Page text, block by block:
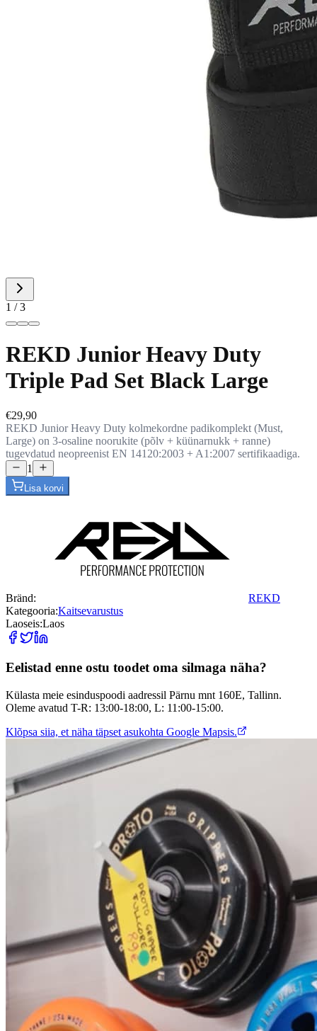
1 / 3
REKD Junior Heavy Duty
Triple Pad Set Black Large
€29,90
REKD Junior Heavy Duty kolmekordne padikomplekt (Must,
Large) on 3-osaline noorukite (põlv + küünarnukk + ranne)
tugevdatud neopreenist EN 14120:2003 + A1:2007 sertifikaadiga.
1
Lisa korvi
Bränd:
REKD
Kategooria:Kaitsevarustus
Laoseis:Laos
Eelistad enne ostu toodet oma silmaga näha?
Külasta meie esinduspoodi aadressil Pärnu mnt 160E, Tallinn.
Oleme avatud T-R: 13:00-18:00, L: 11:00-15:00.
Klõpsa siia, et näha täpset asukohta Google Mapsis.